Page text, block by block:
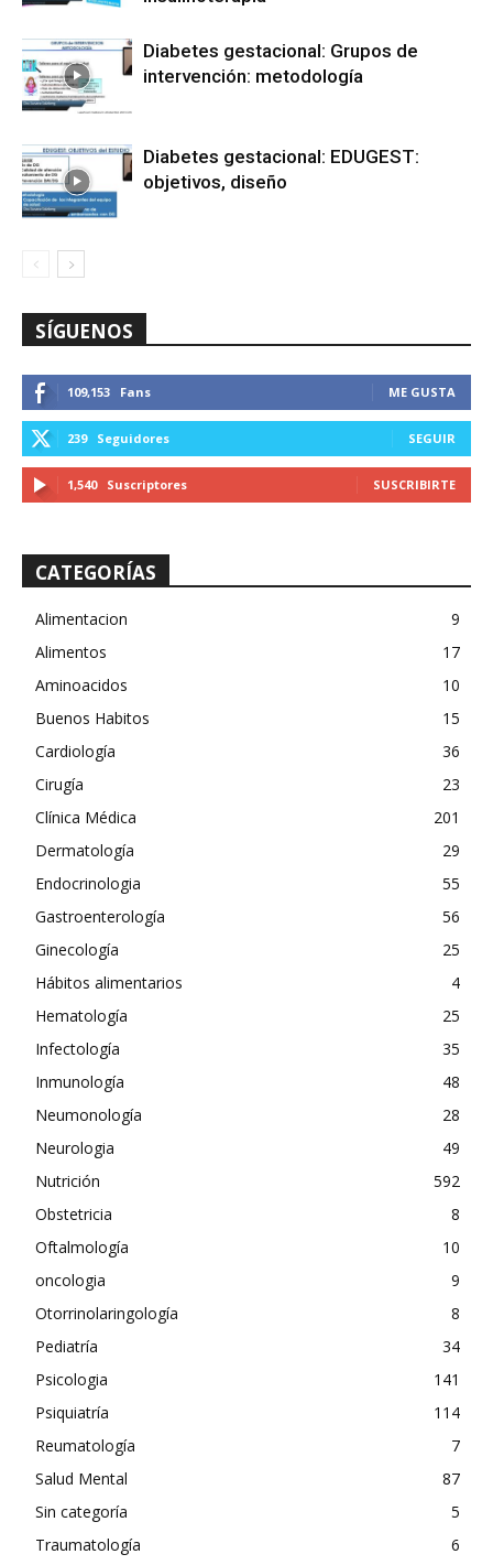
Diabetes gestacional: Grupos de
intervención: metodología
Diabetes gestacional: EDUGEST:
objetivos, diseño
SÍGUENOS
109,153 Fans ME GUSTA
239 Seguidores SEGUIR
1,540 Suscriptores SUSCRIBIRTE
CATEGORÍAS
Alimentacion
9
Alimentos
17
Aminoacidos
10
Buenos Habitos
15
Cardiología
36
Cirugía
23
Clínica Médica
201
Dermatología
29
Endocrinologia
55
Gastroenterología
56
Ginecología
25
Hábitos alimentarios
4
Hematología
25
Infectología
35
Inmunología
48
Neumonología
28
Neurologia
49
Nutrición
592
Obstetricia
8
Oftalmología
10
oncologia
9
Otorrinolaringología
8
Pediatría
34
Psicologia
141
Psiquiatría
114
Reumatología
7
Salud Mental
87
Sin categoría
5
Traumatología
6